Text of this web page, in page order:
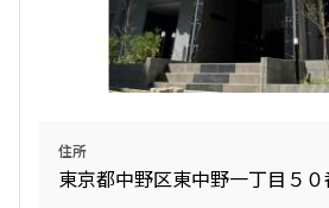
住所
東京都中野区東中野一丁目５